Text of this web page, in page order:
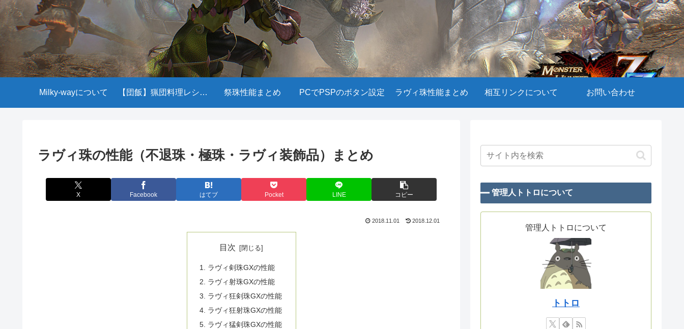
Milky-wayについて 【団飯】猟団料理レシピ一覧 祭珠性能まとめ PCでPSPのボタン設定 ラヴィ珠性能まとめ 相互リンクについて お問い合わせ
ラヴィ珠の性能（不退珠・極珠・ラヴィ装飾品）まとめ
X Facebook はてブ Pocket LINE コピー
2018.11.01 2018.12.01
目次
ラヴィ剣珠GXの性能
ラヴィ射珠GXの性能
ラヴィ狂剣珠GXの性能
ラヴィ狂射珠GXの性能
ラヴィ猛剣珠GXの性能
管理人トトロについて
管理人トトロについて
トトロ